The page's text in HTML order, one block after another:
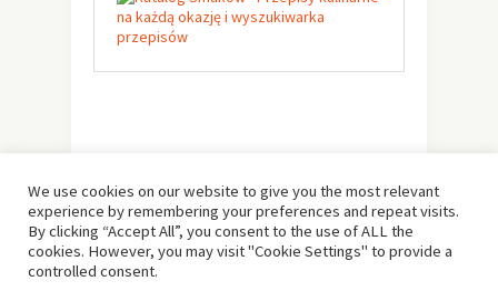
We use cookies on our website to give you the most relevant
experience by remembering your preferences and repeat visits.
By clicking “Accept All”, you consent to the use of ALL the
cookies. However, you may visit "Cookie Settings" to provide a
controlled consent.